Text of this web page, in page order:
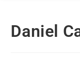
Daniel